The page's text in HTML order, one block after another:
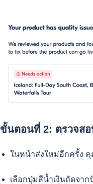
ขั้นตอนที่ 2: ตรวจส
ในหน้าส่งใหม่อีกครั้ง
เลือกปุ่มสีน้ำเงินถัดจา